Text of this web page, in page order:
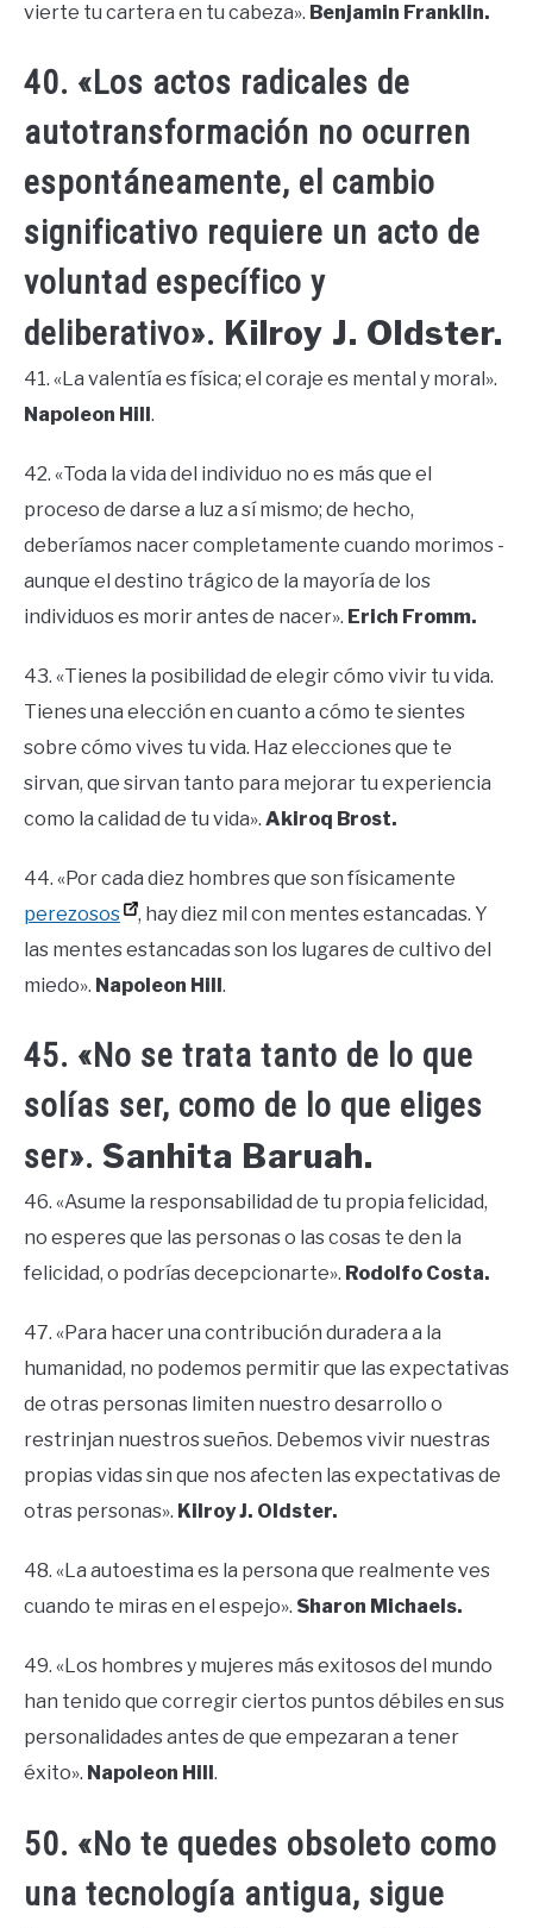
vierte tu cartera en tu cabeza». Benjamin Franklin.
40. «Los actos radicales de
autotransformación no ocurren
espontáneamente, el cambio
significativo requiere un acto de
voluntad específico y
deliberativo». Kilroy J. Oldster.
41. «La valentía es física; el coraje es mental y moral».
Napoleon Hill .
42. «Toda la vida del individuo no es más que el
proceso de darse a luz a sí mismo; de hecho,
deberíamos nacer completamente cuando morimos -
aunque el destino trágico de la mayoría de los
individuos es morir antes de nacer». Erich Fromm.
43. «Tienes la posibilidad de elegir cómo vivir tu vida.
Tienes una elección en cuanto a cómo te sientes
sobre cómo vives tu vida. Haz elecciones que te
sirvan, que sirvan tanto para mejorar tu experiencia
como la calidad de tu vida». Akiroq Brost.
44. «Por cada diez hombres que son físicamente
perezosos
, hay diez mil con mentes estancadas. Y
las mentes estancadas son los lugares de cultivo del
miedo». Napoleon Hill .
45. «No se trata tanto de lo que
solías ser, como de lo que eliges
ser». Sanhita Baruah.
46. «Asume la responsabilidad de tu propia felicidad,
no esperes que las personas o las cosas te den la
felicidad, o podrías decepcionarte». Rodolfo Costa.
47. «Para hacer una contribución duradera a la
humanidad, no podemos permitir que las expectativas
de otras personas limiten nuestro desarrollo o
restrinjan nuestros sueños. Debemos vivir nuestras
propias vidas sin que nos afecten las expectativas de
otras personas». Kilroy J. Oldster.
48. «La autoestima es la persona que realmente ves
cuando te miras en el espejo». Sharon Michaels.
49. «Los hombres y mujeres más exitosos del mundo
han tenido que corregir ciertos puntos débiles en sus
personalidades antes de que empezaran a tener
éxito». Napoleon Hill .
50. «No te quedes obsoleto como
una tecnología antigua, sigue